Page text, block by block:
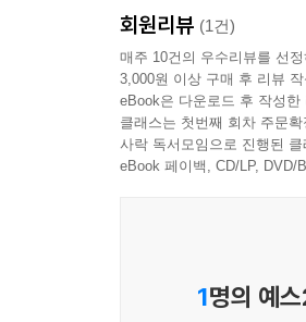
우리가 잘 알지 못하는,
에드워드 사이드는 자신
“동양을 지배하고 재구
세계를 볼 뿐 진짜 이슬
식민지 지배를 합리화하
알라를 섬기는 사람들
회원리뷰 (1건)
매주 10건의 우수리뷰를 선
3,000원 이상 구매 후 리뷰 작
eBook은 다운로드 후 작성
클래스는 첫번째 회차 주문
사락 독서모임으로 진행된
eBook 페이백, CD/LP,
1명의 예